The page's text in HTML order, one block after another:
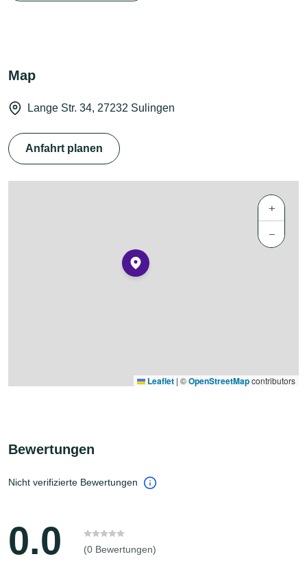
Map
Lange Str. 34, 27232 Sulingen
Anfahrt planen
+
−
Leaflet | ©OpenStreetMapcontributors
Bewertungen
Nicht verifizierte Bewertungen
0.0 (0 Bewertungen)